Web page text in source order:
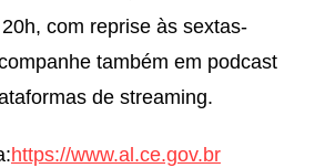
com reprise às sextas-
também em podcast
de streaming.
https://www.al.ce.gov.br